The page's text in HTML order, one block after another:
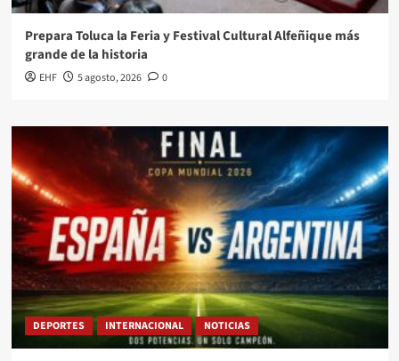
Prepara Toluca la Feria y Festival Cultural Alfeñique más
grande de la historia
EHF 5 agosto, 2026 0
DEPORTES INTERNACIONAL NOTICIAS